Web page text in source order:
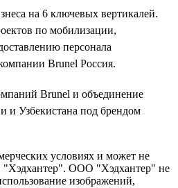
на 6 ключевых вертикалей.
по мобилизации,
персонала
Brunel Россия.
Brunel и объединение
и Узбекистана под брендом
условиях и может не
ООО "Хэдхантер" не
изображений,